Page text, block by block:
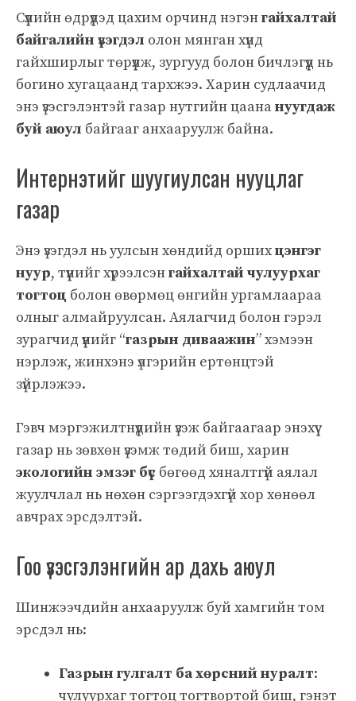
Сүүлийн өдрүүдэд цахим орчинд нэгэнгайхалтай
байгалийн үзэгдэл олон мянган хүнд
гайхширлыг төрүүлж, зургууд болон бичлэгүүд нь
богино хугацаанд тархжээ. Харин судлаачид
энэ үзэсгэлэнтэй газар нутгийн цаанануугдаж
буй аюул байгааг анхааруулж байна.
Интернэтийг шуугиулсан нууцлаг
газар
Энэ үзэгдэл нь уулсын хөндийд оршихцэнгэг
нуур, түүнийг хүрээлсэнгайхалтай чулуурхаг
тогтоц болон өвөрмөц өнгийн ургамлаараа
олныг алмайруулсан. Аялагчид болон гэрэл
зурагчид үүнийг “газрын диваажин” хэмээн
нэрлэж, жинхэнэ үлгэрийн ертөнцтэй
зүйрлэжээ.
Гэвч мэргэжилтнүүдийн үзэж байгаагаар энэхүү
газар нь зөвхөн үзэмж төдий биш, харин
экологийн эмзэг бүс бөгөөд хяналтгүй аялал
жуулчлал нь нөхөн сэргээгдэхгүй хор хөнөөл
авчрах эрсдэлтэй.
Гоо үзэсгэлэнгийн ар дахь аюул
Шинжээчдийн анхааруулж буй хамгийн том
эрсдэл нь:
Газрын гулгалт ба хөрсний нуралт:
чулуурхаг тогтоц тогтвортой биш, гэнэт